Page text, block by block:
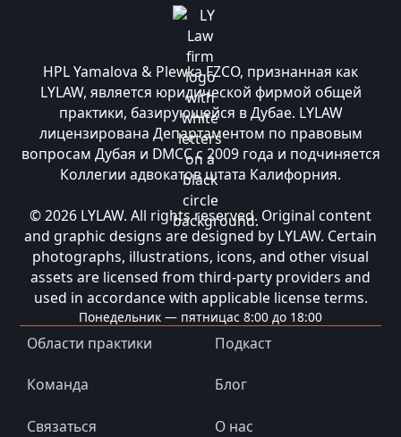
HPL Yamalova & Plewka FZCO, признанная как
LYLAW, является юридической фирмой общей
практики, базирующейся в Дубае. LYLAW
лицензирована Департаментом по правовым
вопросам Дубая и DMCC с 2009 года и подчиняется
Коллегии адвокатов штата Калифорния.
© 2026 LYLAW. All rights reserved. Original content
and graphic designs are designed by LYLAW. Certain
photographs, illustrations, icons, and other visual
assets are licensed from third-party providers and
used in accordance with applicable license terms.
Понедельник — пятницас 8:00 до 18:00
Области практики Подкаст
Команда Блог
Связаться О нас